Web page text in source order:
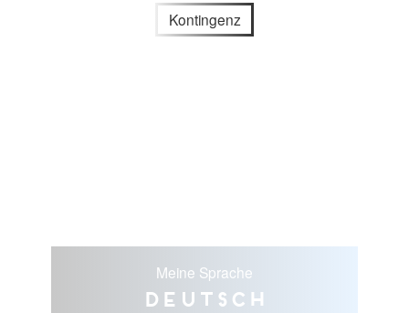
Kontingenz
Meine Sprache
Deutsch